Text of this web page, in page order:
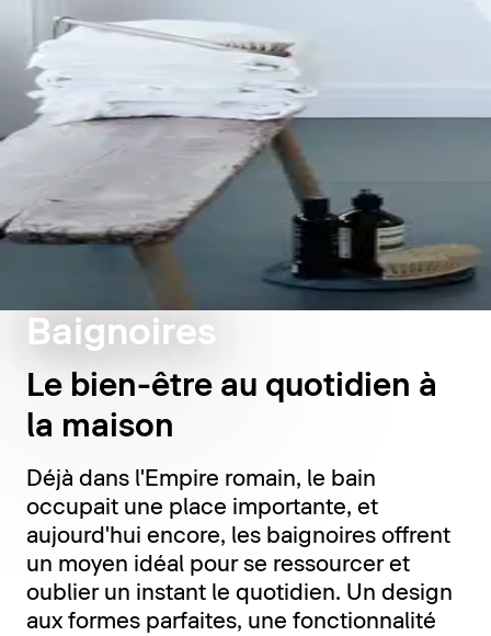
Baignoires
Le bien-être au quotidien à
la maison
Déjà dans l'Empire romain, le bain
occupait une place importante, et
aujourd'hui encore, les baignoires offrent
un moyen idéal pour se ressourcer et
oublier un instant le quotidien. Un design
aux formes parfaites, une fonctionnalité